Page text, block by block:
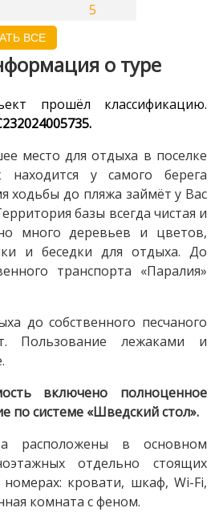
5
ВСЕ
о туре
прошёл классификацию.
место для отдыха в поселке
находится у самого берега
ходьбы до пляжа займёт у Вас
базы всегда чистая и
много деревьев и цветов,
и беседки для отдыха. До
транспорта «Паралия»
до собственного песчаного
Пользование лежаками и
включено полноценное
по системе «Шведский стол».
расположены в основном
отдельно стоящих
кровати, шкаф, Wi-Fi,
комната с феном.